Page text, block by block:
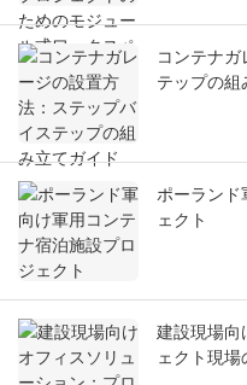
コンテナ
テップの組
ポーランド
ェクト
建設現場向
ェクト現